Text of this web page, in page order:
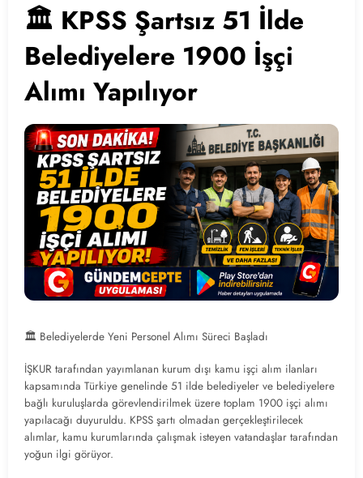
🏛️ KPSS Şartsız 51 İlde
Belediyelere 1900 İşçi
Alımı Yapılıyor
🏛️ Belediyelerde Yeni Personel Alımı Süreci Başladı
İŞKUR tarafından yayımlanan kurum dışı kamu işçi alım ilanları
kapsamında Türkiye genelinde 51 ilde belediyeler ve belediyelere
bağlı kuruluşlarda görevlendirilmek üzere toplam 1900 işçi alımı
yapılacağı duyuruldu. KPSS şartı olmadan gerçekleştirilecek
alımlar, kamu kurumlarında çalışmak isteyen vatandaşlar tarafından
yoğun ilgi görüyor.